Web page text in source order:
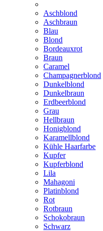
Aschblond
Aschbraun
Blau
Blond
Bordeauxrot
Braun
Caramel
Champagnerblond
Dunkelblond
Dunkelbraun
Erdbeerblond
Grau
Hellbraun
Honigblond
Karamellblond
Kühle Haarfarbe
Kupfer
Kupferblond
Lila
Mahagoni
Platinblond
Rot
Rotbraun
Schokobraun
Schwarz